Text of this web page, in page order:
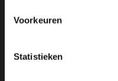
Voorkeuren
Statistieken